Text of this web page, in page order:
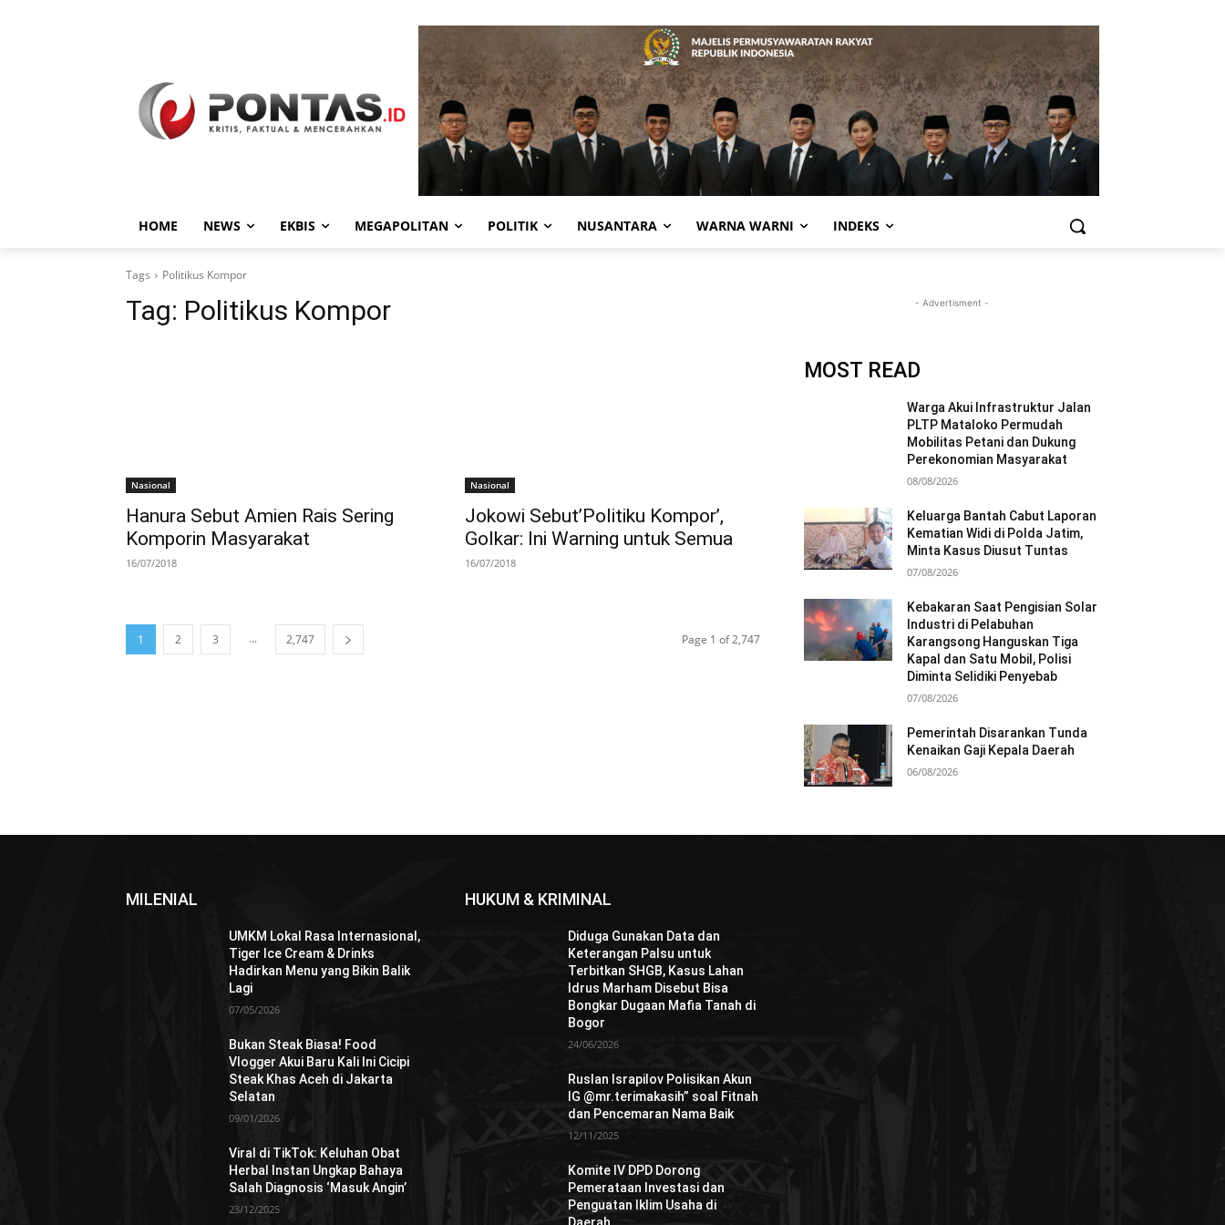
HOME NEWS EKBIS MEGAPOLITAN POLITIK NUSANTARA WARNA WARNI INDEKS
Tags Politikus Kompor
Tag: Politikus Kompor
Nasional
Hanura Sebut Amien Rais Sering
Komporin Masyarakat
16/07/2018
Nasional
Jokowi Sebut’Politiku Kompor’,
Golkar: Ini Warning untuk Semua
16/07/2018
1 2 3 ... 2,747 Page 1 of 2,747
- Advertisment -
MOST READ
Warga Akui Infrastruktur Jalan
PLTP Mataloko Permudah
Mobilitas Petani dan Dukung
Perekonomian Masyarakat
08/08/2026
Keluarga Bantah Cabut Laporan
Kematian Widi di Polda Jatim,
Minta Kasus Diusut Tuntas
07/08/2026
Kebakaran Saat Pengisian Solar
Industri di Pelabuhan
Karangsong Hanguskan Tiga
Kapal dan Satu Mobil, Polisi
Diminta Selidiki Penyebab
07/08/2026
Pemerintah Disarankan Tunda
Kenaikan Gaji Kepala Daerah
06/08/2026
MILENIAL
UMKM Lokal Rasa Internasional,
Tiger Ice Cream & Drinks
Hadirkan Menu yang Bikin Balik
Lagi
07/05/2026
Bukan Steak Biasa! Food
Vlogger Akui Baru Kali Ini Cicipi
Steak Khas Aceh di Jakarta
Selatan
09/01/2026
Viral di TikTok: Keluhan Obat
Herbal Instan Ungkap Bahaya
Salah Diagnosis ‘Masuk Angin’
23/12/2025
HUKUM & KRIMINAL
Diduga Gunakan Data dan
Keterangan Palsu untuk
Terbitkan SHGB, Kasus Lahan
Idrus Marham Disebut Bisa
Bongkar Dugaan Mafia Tanah di
Bogor
24/06/2026
Ruslan Israpilov Polisikan Akun
IG @mr.terimakasih” soal Fitnah
dan Pencemaran Nama Baik
12/11/2025
Komite IV DPD Dorong
Pemerataan Investasi dan
Penguatan Iklim Usaha di